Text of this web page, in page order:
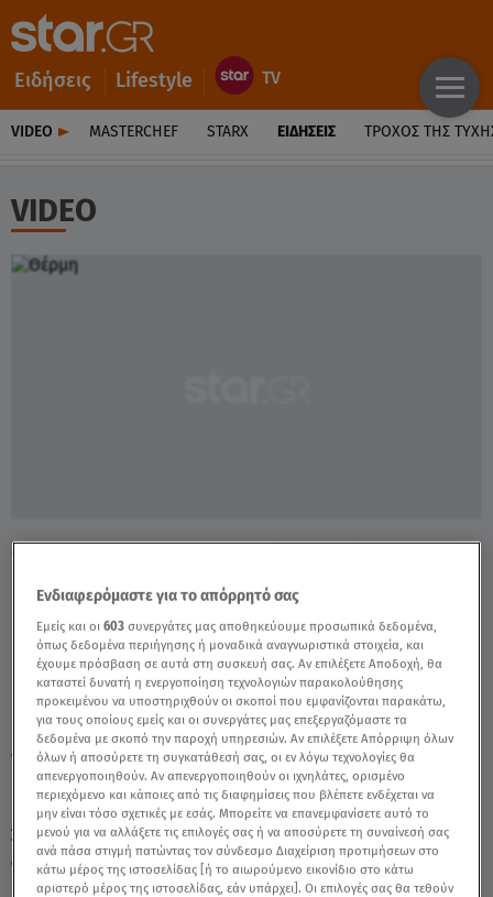
Ειδήσεις Lifestyle
VIDEO MASTERCHEF STARX ΕΙΔΉΣΕΙΣ ΤΡΟΧΌΣ ΤΗΣ
VIDEO
Σάββατο 8 Αυγούστου 2026
09.05.24, 23:54
ΕΛΛΑΔΑ
Πηγή: Δελτίο Ειδήσεων STAR
Θέρμη: Μάστιγα Οι Διαρρήξεις - Βίντεο
Ντοκουμέντο - Video
TAGS: ΘΕΡΜΗ ΔΙΑΡΡΗΞΕΙΣ ΔΕΛΤΙΟ ΕΙΔΗΣΕΩΝ STAR
Ενδιαφερόμαστε για το απόρρητό σας
Εμείς και οι603 συνεργάτες μας αποθηκεύουμε προσωπικά δεδομένα,
όπως δεδομένα περιήγησης ή μοναδικά αναγνωριστικά στοιχεία, και
έχουμε πρόσβαση σε αυτά στη συσκευή σας. Αν επιλέξετε Αποδοχή, θα
καταστεί δυνατή η ενεργοποίηση τεχνολογιών παρακολούθησης
προκειμένου να υποστηριχθούν οι σκοποί που εμφανίζονται παρακάτω,
για τους οποίους εμείς και οι συνεργάτες μας επεξεργαζόμαστε τα
δεδομένα με σκοπό την παροχή υπηρεσιών. Αν επιλέξετε Απόρριψη όλων
όλων ή αποσύρετε τη συγκατάθεσή σας, οι εν λόγω τεχνολογίες θα
απενεργοποιηθούν. Αν απενεργοποιηθούν οι ιχνηλάτες, ορισμένο
περιεχόμενο και κάποιες από τις διαφημίσεις που βλέπετε ενδέχεται να
μην είναι τόσο σχετικές με εσάς. Μπορείτε να επανεμφανίσετε αυτό το
μενού για να αλλάξετε τις επιλογές σας ή να αποσύρετε τη συναίνεσή σας
ανά πάσα στιγμή πατώντας τον σύνδεσμο Διαχείριση προτιμήσεων στο
κάτω μέρος της ιστοσελίδας [ή το αιωρούμενο εικονίδιο στο κάτω
αριστερό μέρος της ιστοσελίδας, εάν υπάρχει]. Οι επιλογές σας θα τεθούν